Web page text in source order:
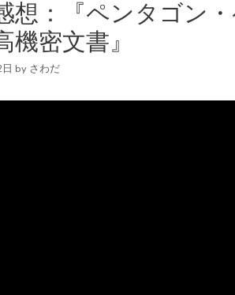
想：『ペンタゴン
機密文書』
by さわだ